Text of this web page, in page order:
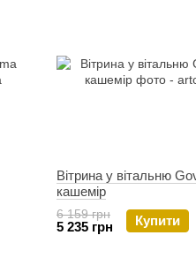
Вітрина у вітальню
кашемір
6 159 грн
5 235 грн Купити